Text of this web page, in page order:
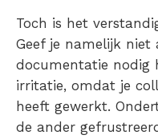
Toch is het
Geef je namelijk niet
documentatie nodig
irritatie, omdat je
heeft gewerkt.
de ander